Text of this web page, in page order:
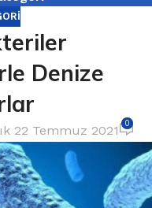
Denize
22 Temmuz 2021 0